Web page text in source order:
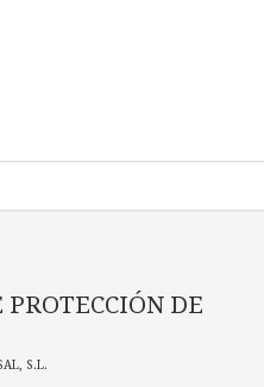
DE
S.L.